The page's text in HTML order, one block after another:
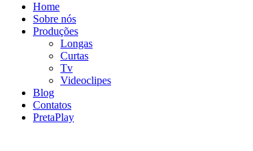
Home
Sobre nós
Produções
Longas
Curtas
Tv
Videoclipes
Blog
Contatos
PretaPlay